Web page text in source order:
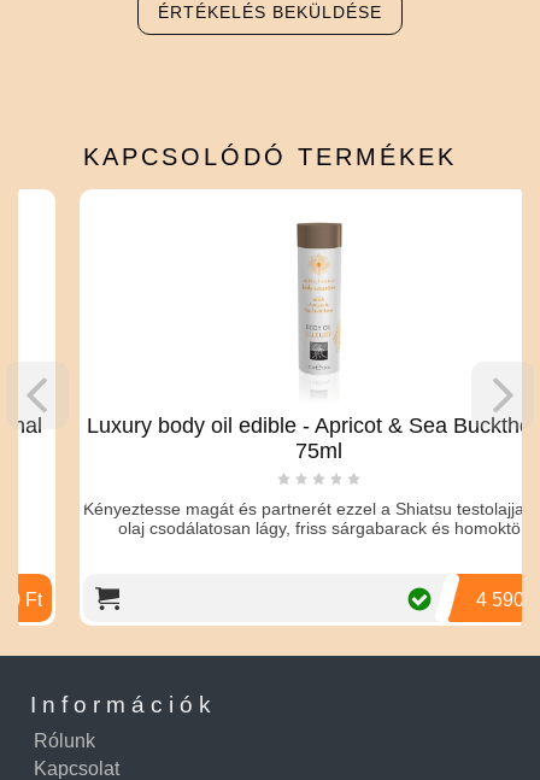
ÉRTÉKELÉS BEKÜLDÉSE
KAPCSOLÓDÓ TERMÉKEK
Luxury body oil edible - Apricot & Sea Buckthorn
Kényeztesse magát és partnerét ezzel a Shiatsu testolajjal. Az
olaj csodálatosan lágy, friss sárgabarack és homoktö
4 590 Ft
Információk
Rólunk
Kapcsolat